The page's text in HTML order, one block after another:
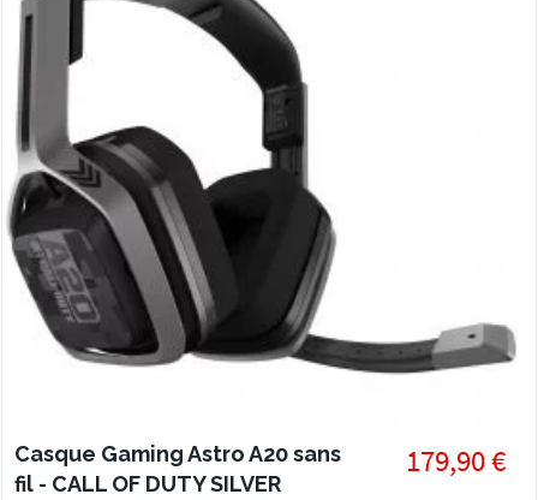
Casque Gaming Astro A20 sans
fil - CALL OF DUTY SILVER
179,90 €